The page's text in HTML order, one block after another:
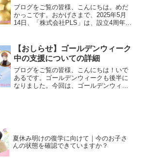
ブログをご覧の皆様、こんにちは。めだ
かっこです。おかげさまで、2025年5月
14日、「株式会社PLS」は、設立4周年を
を読んでくださる皆様のおかげで、今日
という日を迎え...
【おしらせ】ゴールデンウィーク
中の支援についての詳細
ブログをご覧の皆様、こんにちは！いで
あるです。ゴールデンウィークも後半に
なりました。今回は、ゴールデンウィー
夏休み明けの復学に向けて｜今のお子さ
んの状態を確認できていますか？